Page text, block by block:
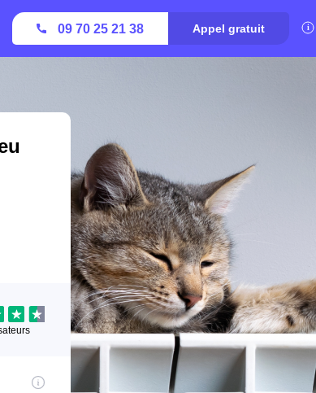
09 70 25 21 38 Appel gratuit